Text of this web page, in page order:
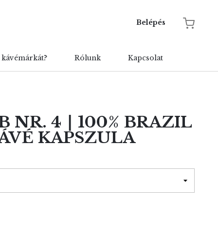
Belépés
Rólunk Kapcsolat
NR. 4 ∣ 100% BRAZIL
KAPSZULA